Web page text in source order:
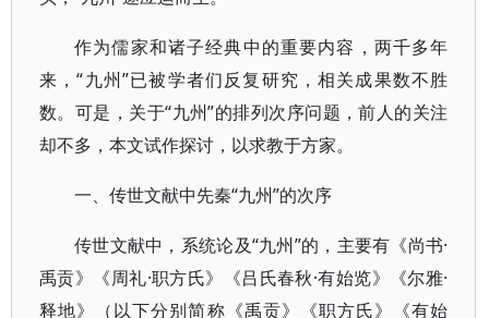
作为儒家和诸子经典中的重要内容，两千多年
来，“九州”已被学者们反复研究，相关成果数不胜
数。可是，关于“九州”的排列次序问题，前人的关注
却不多，本文试作探讨，以求教于方家。
一、传世文献中先秦“九州”的次序
传世文献中，系统论及“九州”的，主要有《尚书·
禹贡》《周礼·职方氏》《吕氏春秋·有始览》《尔雅·
释地》（以下分别简称《禹贡》《职方氏》《有始